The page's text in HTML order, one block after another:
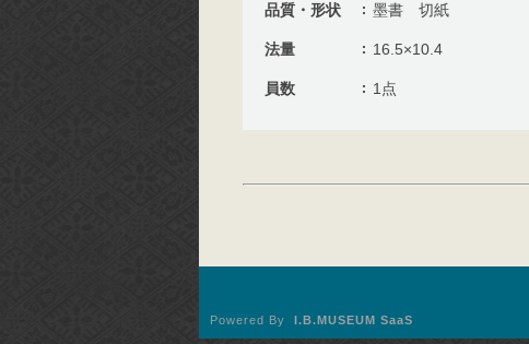
品質・形状 墨書 切紙
法量 16.5×10.4
員数 1点
Powered By I.B.MUSEUM SaaS